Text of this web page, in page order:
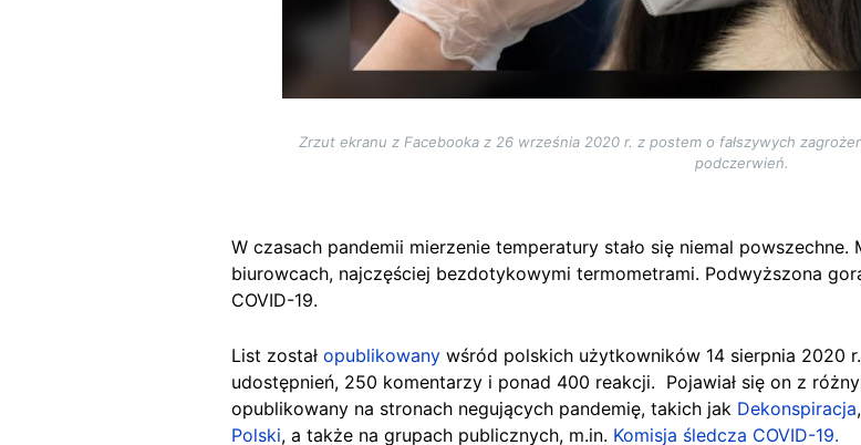
Zrzut ekranu z Facebooka z 26 września 2020 r. z postem o fałszywych
podczerwień.
W czasach pandemii mierzenie temperatury stało się niemal
biurowcach, najczęściej bezdotykowymi termometrami. Podwyższona
COVID-19.
List został opublikowany wśród polskich użytkowników 14 sierpnia 2020
udostępnień, 250 komentarzy i ponad 400 reakcji. Pojawiał się on z
opublikowany na stronach negujących pandemię, takich jak Dekonspiracja,
Polski, a także na grupach publicznych, m.in. Komisja śledcza COVID-19.